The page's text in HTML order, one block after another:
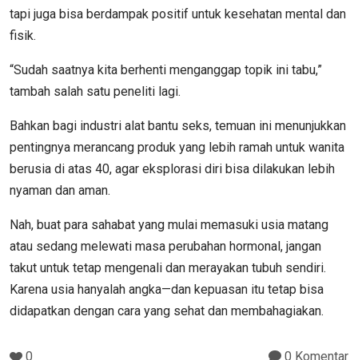
tapi juga bisa berdampak positif untuk kesehatan mental dan
fisik.
“Sudah saatnya kita berhenti menganggap topik ini tabu,”
tambah salah satu peneliti lagi.
Bahkan bagi industri alat bantu seks, temuan ini menunjukkan
pentingnya merancang produk yang lebih ramah untuk wanita
berusia di atas 40, agar eksplorasi diri bisa dilakukan lebih
nyaman dan aman.
Nah, buat para sahabat yang mulai memasuki usia matang
atau sedang melewati masa perubahan hormonal, jangan
takut untuk tetap mengenali dan merayakan tubuh sendiri.
Karena usia hanyalah angka—dan kepuasan itu tetap bisa
didapatkan dengan cara yang sehat dan membahagiakan.
0 0 Komentar